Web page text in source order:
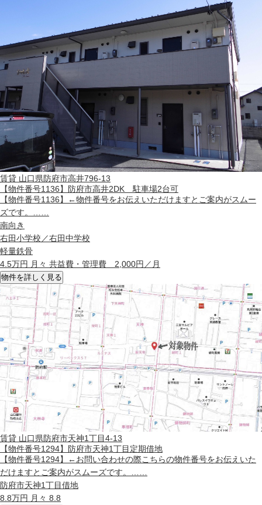
賃貸 山口県防府市高井796-13
【物件番号1136】防府市高井2DK 駐車場2台可
【物件番号1136】←物件番号をお伝えいただけますとご案内がスムー
ズです。……
南向き
右田小学校／右田中学校
軽量鉄骨
4.5万円 月々 共益費・管理費 2,000円／月
物件を詳しく見る
賃貸 山口県防府市天神1丁目4-13
【物件番号1294】防府市天神1丁目定期借地
【物件番号1294】←お問い合わせの際こちらの物件番号をお伝えいた
だけますとご案内がスムーズです。……
防府市天神1丁目借地
8.8万円 月々 8.8